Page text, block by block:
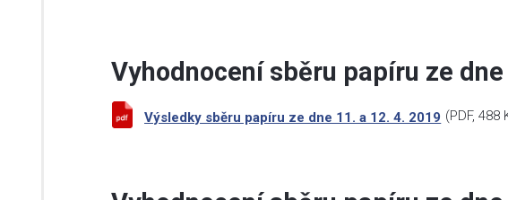
Vyhodnocení sběru papíru ze
Výsledky sběru papíru ze dne 11. a 12. 4. 2019 (PDF, 488